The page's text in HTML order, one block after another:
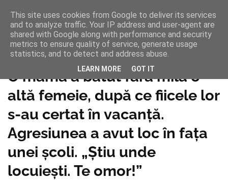
Pagina de pornire
O mamă a bătut fără milă o
altă femeie, după ce fiicele lor
s-au certat în vacanță.
Agresiunea a avut loc în fața
unei școli. „Știu unde
locuiești. Te omor!”
This site uses cookies from Google to deliver its services
and to analyze traffic. Your IP address and user-agent are
shared with Google along with performance and security
metrics to ensure quality of service, generate usage
statistics, and to detect and address abuse.
LEARN MORE GOT IT